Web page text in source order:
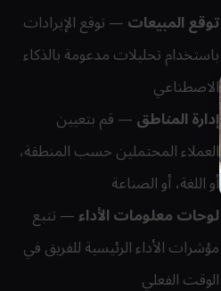
توقع المبيعات— توقع الإيرادات
باستخدام تحليلات مدعومة بالذكاء
الاصطناعي
إدارة المناطق— قم بتعيين
العملاء المحتملين حسب المنطقة،
أو اللغة، أو الصناعة
لوحات معلومات الأداء— تتبع
مؤشرات الأداء الرئيسية للفريق في
الوقت الفعلي